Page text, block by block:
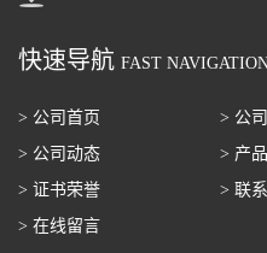
快速导航 FAST
> 公司首页
> 公
> 公司动态
> 产
> 证书荣誉
> 联
> 在线留言